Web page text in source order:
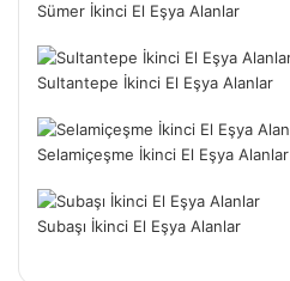
Sümer İkinci El Eşya Alanlar
Sultantepe İkinci El Eşya Alanlar
Selamiçeşme İkinci El Eşya Alanlar
Subaşı İkinci El Eşya Alanlar